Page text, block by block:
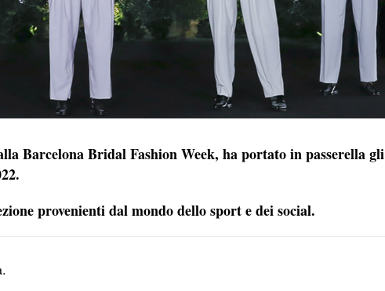
Barcelona Bridal Fashion Week, ha portato in passerella gli
provenienti dal mondo dello sport e dei social.